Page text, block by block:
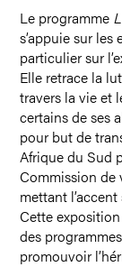
Le programme
s’appuie sur
particulier sur
Elle retrace la
travers la vie et
certains de ses
pour but de
Afrique du Sud
Commission de
mettant
Cette
des
promouvoir